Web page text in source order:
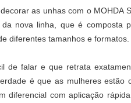
as unhas com o MOHDA
nova linha, que é composta
diferentes tamanhos e formatos.
de falar e que retrata
é que as mulheres estão
diferencial com aplicação